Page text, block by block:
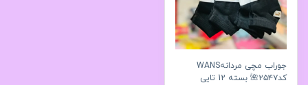
جوراب مچی مردانهWANS
کد۲۵۴۷🌺 بسته 12 تایی